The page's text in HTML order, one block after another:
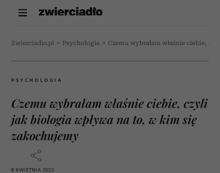
Zwierciadlo.pl > Psychologia > Czemu wybrałam właśnie ciebie,
PSYCHOLOGIA
Czemu wybrałam właśnie ciebie, czyli
jak biologia wpływa na to, w kim się
zakochujemy
8 KWIETNIA 2021